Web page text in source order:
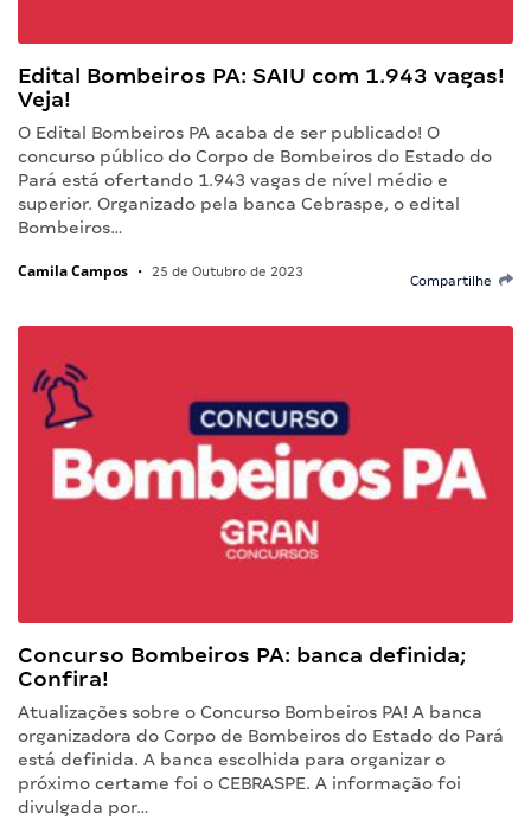
Edital Bombeiros PA: SAIU com 1.943 vagas!
Veja!
O Edital Bombeiros PA acaba de ser publicado! O
concurso público do Corpo de Bombeiros do Estado do
Pará está ofertando 1.943 vagas de nível médio e
superior. Organizado pela banca Cebraspe, o edital
Bombeiros…
Camila Campos • 25 de Outubro de 2023
Compartilhe
Concurso Bombeiros PA: banca definida;
Confira!
Atualizações sobre o Concurso Bombeiros PA! A banca
organizadora do Corpo de Bombeiros do Estado do Pará
está definida. A banca escolhida para organizar o
próximo certame foi o CEBRASPE. A informação foi
divulgada por…